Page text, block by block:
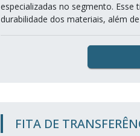
especializadas no segmento. Esse
durabilidade dos materiais, além
FITA DE